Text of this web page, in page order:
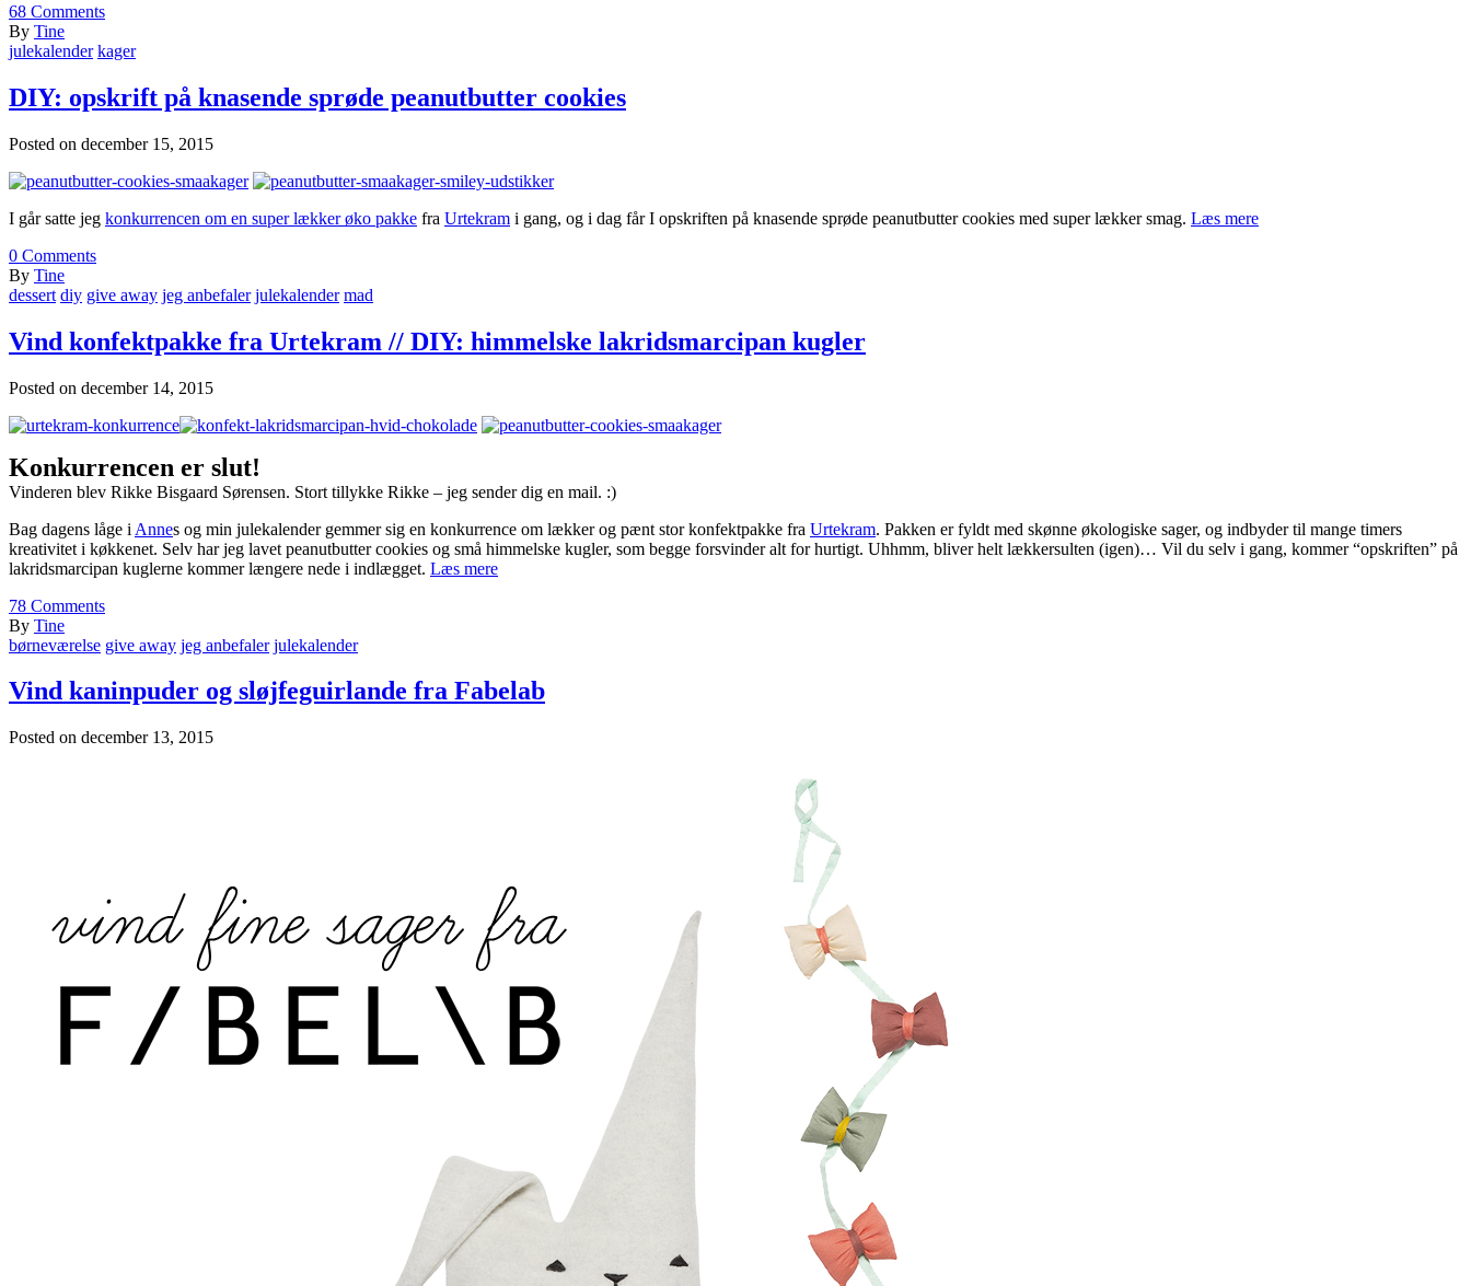
68 Comments
By Tine
julekalender kager
DIY: opskrift på knasende sprøde peanutbutter cookies
Posted on december 15, 2015
I går satte jeg konkurrencen om en super lækker øko pakke fra Urtekram i gang, og i dag får I opskriften på knasende sprøde peanutbutter cookies med super lækker smag. Læs mere
0 Comments
By Tine
dessert diy give away jeg anbefaler julekalender mad
Vind konfektpakke fra Urtekram // DIY: himmelske lakridsmarcipan kugler
Posted on december 14, 2015
Konkurrencen er slut!
Vinderen blev Rikke Bisgaard Sørensen. Stort tillykke Rikke – jeg sender dig en mail. :)
Bag dagens låge i Annes og min julekalender gemmer sig en konkurrence om lækker og pænt stor konfektpakke fra Urtekram. Pakken er fyldt med skønne økologiske sager, og indbyder til mange timers
kreativitet i køkkenet. Selv har jeg lavet peanutbutter cookies og små himmelske kugler, som begge forsvinder alt for hurtigt. Uhhmm, bliver helt lækkersulten (igen)… Vil du selv i gang, kommer “opskriften” på
lakridsmarcipan kuglerne kommer længere nede i indlægget. Læs mere
78 Comments
By Tine
børneværelse give away jeg anbefaler julekalender
Vind kaninpuder og sløjfeguirlande fra Fabelab
Posted on december 13, 2015